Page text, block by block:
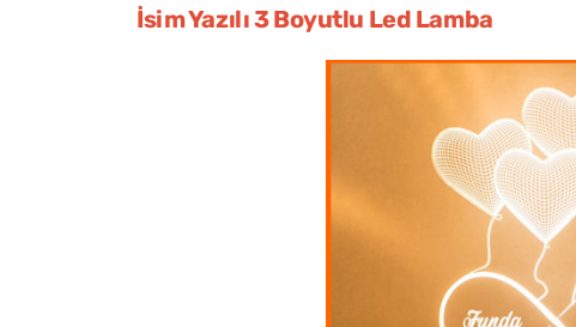
İsim Yazılı 3 Boyutlu Led Lamba